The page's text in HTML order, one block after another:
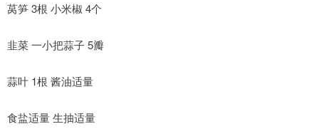
莴笋 3根 小米椒 4个
韭菜 一小把蒜子 5瓣
蒜叶 1根 酱油适量
食盐适量 生抽适量